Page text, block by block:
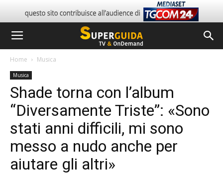
Home Musica
Musica
Shade torna con l’album
“Diversamente Triste”: «Sono
stati anni difficili, mi sono
messo a nudo anche per
aiutare gli altri»